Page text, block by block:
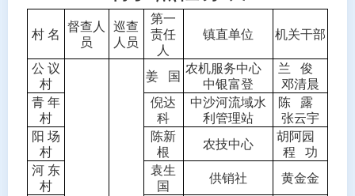
村 名
督查人
员
巡查
人员
第一
责任
人
镇直单位 机关干部
公 议
村
姜 国
农机服务中心
中银富登
兰
俊
邓清晨
青 年
村
倪达
科
中沙河流域水
利管理站
陈
露
张云宇
阳 场
村
陈新
根
农技中心
胡阿园
程
功
河 东
村
袁生
国
供销社
黄金金